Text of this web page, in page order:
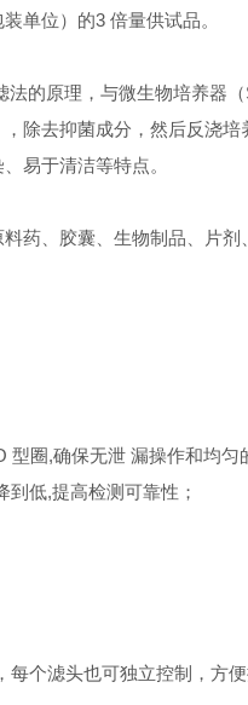
单位）的3 倍量供试品。
的原理，与微生物培养器（
除去抑菌成分，然后反浇
易于清洁等特点。
药、胶囊、生物制品、片剂
圈,确保无泄 漏操作和均匀
低,提高检测可靠性；
个滤头也可独立控制，方